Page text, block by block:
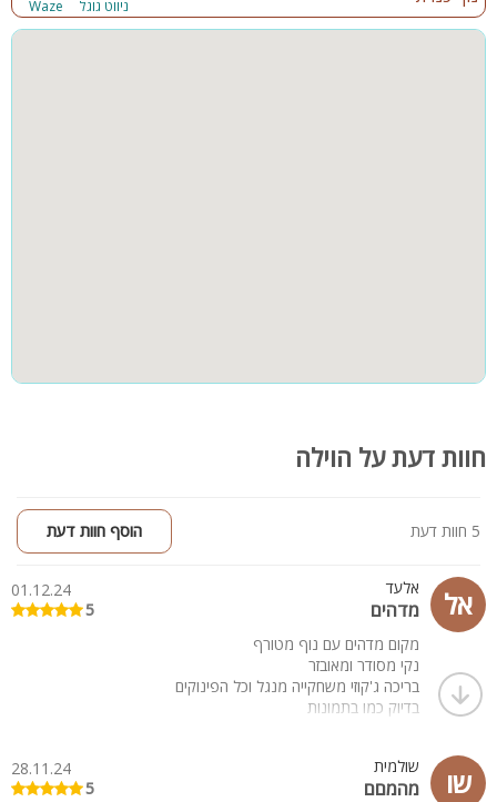
Waze ניווט גוגל
חוות דעת על הוילה
5 חוות דעת הוסף חוות דעת
אל אלעד
מדהים
01.12.24
5
מקום מדהים עם נוף מטורף
נקי מסודר ומאובזר
בריכה ג'קוזי משחקייה מנגל וכל הפינוקים
בדיוק כמו בתמונות
שו שולמית
מהמםם
28.11.24
5